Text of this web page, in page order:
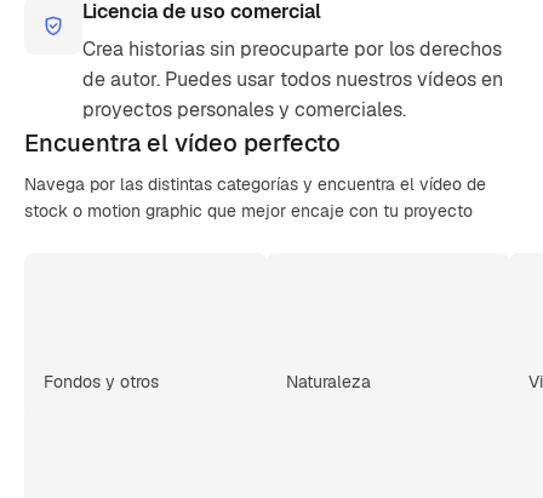
Licencia de uso comercial
Crea historias sin preocuparte por los derechos
de autor. Puedes usar todos nuestros vídeos en
proyectos personales y comerciales.
Encuentra elvídeo perfecto
Navega por las distintas categorías y encuentra el vídeo de
stock o motion graphic que mejor encaje con tu proyecto
Fondos y otros Naturaleza